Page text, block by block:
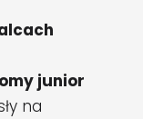
junior
na